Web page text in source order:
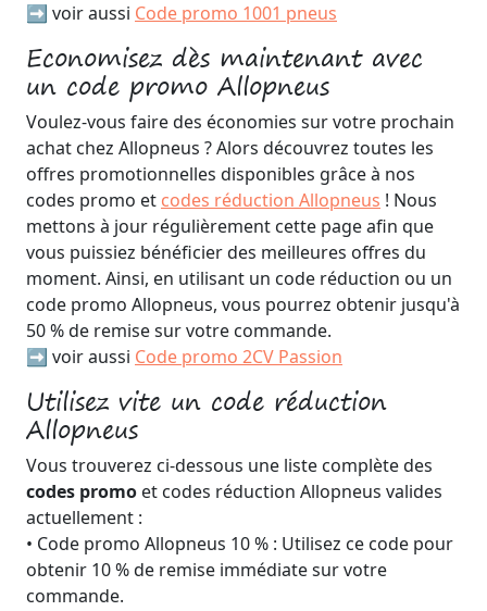
➡️ voir aussi Code promo 1001 pneus
Economisez dès maintenant avec
un code promo Allopneus
Voulez-vous faire des économies sur votre prochain
achat chez Allopneus ? Alors découvrez toutes les
offres promotionnelles disponibles grâce à nos
codes promo et codes réduction Allopneus ! Nous
mettons à jour régulièrement cette page afin que
vous puissiez bénéficier des meilleures offres du
moment. Ainsi, en utilisant un code réduction ou un
code promo Allopneus, vous pourrez obtenir jusqu'à
50 % de remise sur votre commande.
➡️ voir aussi Code promo 2CV Passion
Utilisez vite un code réduction
Allopneus
Vous trouverez ci-dessous une liste complète des
codes promo et codes réduction Allopneus valides
actuellement :
• Code promo Allopneus 10 % : Utilisez ce code pour
obtenir 10 % de remise immédiate sur votre
commande.